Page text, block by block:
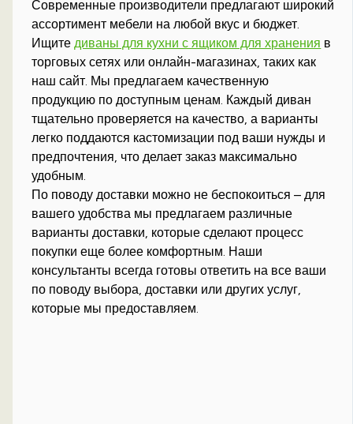
Современные производители предлагают широкий
ассортимент мебели на любой вкус и бюджет.
Ищите диваны для кухни с ящиком для хранения в
торговых сетях или онлайн-магазинах, таких как
наш сайт. Мы предлагаем качественную
продукцию по доступным ценам. Каждый диван
тщательно проверяется на качество, а варианты
легко поддаются кастомизации под ваши нужды и
предпочтения, что делает заказ максимально
удобным.
По поводу доставки можно не беспокоиться – для
вашего удобства мы предлагаем различные
варианты доставки, которые сделают процесс
покупки еще более комфортным. Наши
консультанты всегда готовы ответить на все ваши
по поводу выбора, доставки или других услуг,
которые мы предоставляем.